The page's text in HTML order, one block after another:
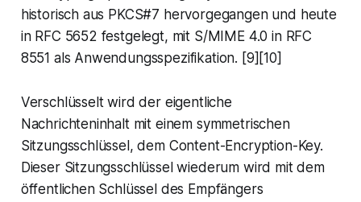
historisch aus PKCS#7 hervorgegangen und heute
in RFC 5652 festgelegt, mit S/MIME 4.0 in RFC
8551 als Anwendungsspezifikation. [9][10]
Verschlüsselt wird der eigentliche
Nachrichteninhalt mit einem symmetrischen
Sitzungsschlüssel, dem Content-Encryption-Key.
Dieser Sitzungsschlüssel wiederum wird mit dem
öffentlichen Schlüssel des Empfängers